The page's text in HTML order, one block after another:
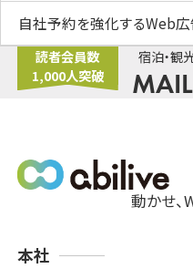
自社予約を強化するWeb広
宿泊・観
読者会員数
1,000人突破
動かせ
支
本社